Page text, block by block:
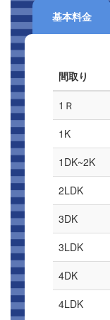
基本料金
間取り
1Ｒ
1K
1DK~2K
2LDK
3DK
3LDK
4DK
4LDK